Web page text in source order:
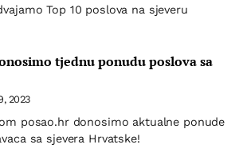
Top 10 poslova na sjeveru
tjednu ponudu poslova sa
2023
posao.hr donosimo aktualne ponude
sa sjevera Hrvatske!